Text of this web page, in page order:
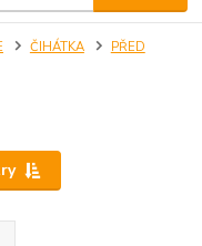
ČIHÁTKA
PŘED